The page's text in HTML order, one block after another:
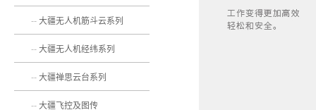
大疆无人机筋斗云系列
大疆无人机经纬系列
大疆禅思云台系列
大疆飞控及图传